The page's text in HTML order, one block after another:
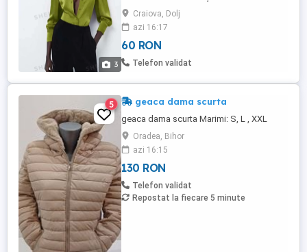
3
Craiova, Dolj
azi 16:17
60 RON
Telefon validat
5 geaca dama scurta
geaca dama scurta Marimi: S, L , XXL
Oradea, Bihor
azi 16:15
130 RON
Telefon validat
Repostat la fiecare 5 minute